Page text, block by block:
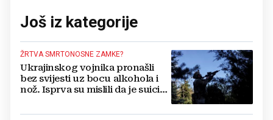
Još iz kategorije
ŽRTVA SMRTONOSNE ZAMKE?
Ukrajinskog vojnika pronašli
bez svijesti uz bocu alkohola i
nož. Isprva su mislili da je suicid,